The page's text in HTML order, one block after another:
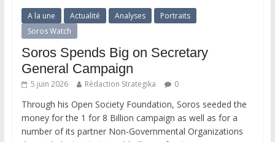
A la une Actualité Analyses
Portraits
Soros Watch
Soros Spends Big on Secretary
General Campaign
5 juin 2026 Rédaction Strategika 0
Through his Open Society Foundation, Soros seeded the
money for the 1 for 8 Billion campaign as well as for a
number of its partner Non-Governmental Organizations